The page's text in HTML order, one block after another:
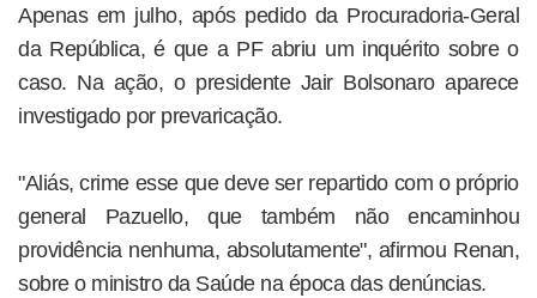
Apenas em julho, após pedido da Procuradoria-Geral
da República, é que a PF abriu um inquérito sobre o
caso. Na ação, o presidente Jair Bolsonaro aparece
investigado por prevaricação.
"Aliás, crime esse que deve ser repartido com o próprio
general Pazuello, que também não encaminhou
providência nenhuma, absolutamente", afirmou Renan,
sobre o ministro da Saúde na época das denúncias.